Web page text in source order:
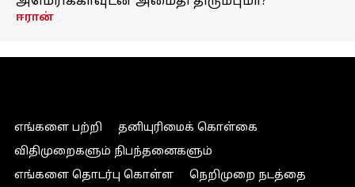
ஈரான்
எங்களை பற்றி
தனியுரிமைக் கொள்கை
விதிமுறைகளும் நிபந்தனைகளும்
எங்களை தொடர்பு கொள்ள
நெறிமுறை நடத்தை